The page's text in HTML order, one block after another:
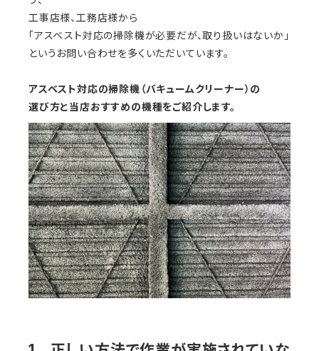
工事店様、工務店様から
「アスベスト対応の掃除機が必要だが、取り扱いはないか」
というお問い合わせを多くいただいています。
アスベスト対応の掃除機（バキュームクリーナー）の
選び方と当店おすすめの機種をご紹介します。